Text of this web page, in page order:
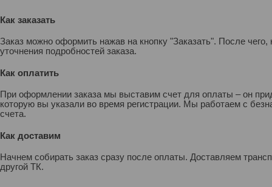
Как заказать
Заказ можно оформить нажав на кнопку "Заказать". После
уточнения подробностей заказа.
Как оплатить
При оформлении заказа мы выставим счет для оплаты – он
которую вы указали во время регистрации. Мы работаем с
счета.
Как доставим
Начнем собирать заказ сразу после оплаты. Доставляем
другой ТК.